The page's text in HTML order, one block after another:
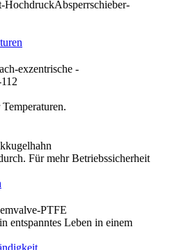
Für mehr Betriebssicherheit
entspanntes Leben in einem